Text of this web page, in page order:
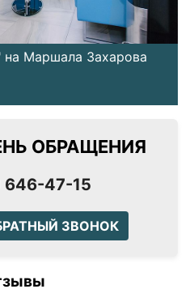
Маршала Захарова
ОБРАЩЕНИЯ
646-47-15
ЗВОНОК